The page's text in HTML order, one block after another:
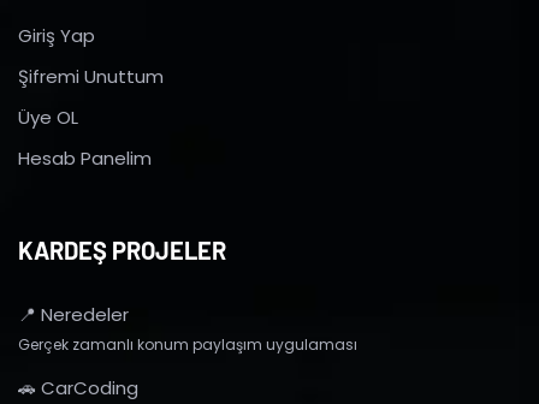
Giriş Yap
Şifremi Unuttum
Üye OL
Hesab Panelim
KARDEŞ PROJELER
📍 Neredeler
Gerçek zamanlı konum paylaşım uygulaması
🚗 CarCoding